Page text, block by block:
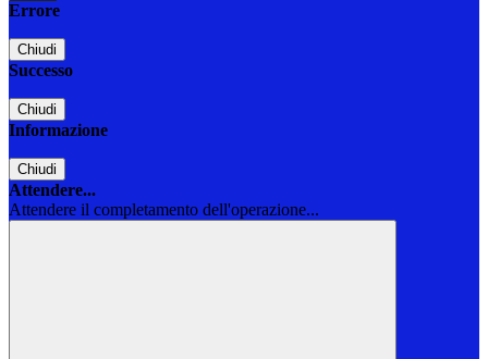
Errore
Chiudi
Successo
Chiudi
Informazione
Chiudi
Attendere...
Attendere il completamento dell'operazione...